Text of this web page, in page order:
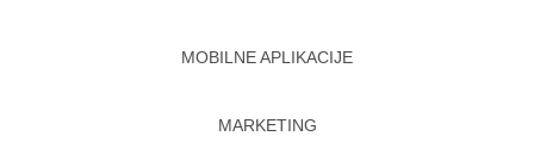
MOBILNE APLIKACIJE
MARKETING